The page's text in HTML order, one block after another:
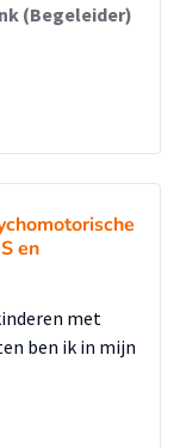
(Begeleider)
en
met
ben ik in mijn